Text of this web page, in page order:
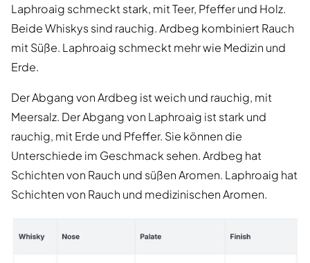
Laphroaig schmeckt stark, mit Teer, Pfeffer und Holz.
Beide Whiskys sind rauchig. Ardbeg kombiniert Rauch
mit Süße. Laphroaig schmeckt mehr wie Medizin und
Erde.
Der Abgang von Ardbeg ist weich und rauchig, mit
Meersalz. Der Abgang von Laphroaig ist stark und
rauchig, mit Erde und Pfeffer. Sie können die
Unterschiede im Geschmack sehen. Ardbeg hat
Schichten von Rauch und süßen Aromen. Laphroaig hat
Schichten von Rauch und medizinischen Aromen.